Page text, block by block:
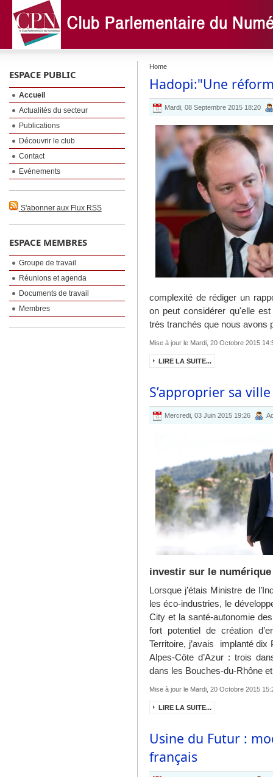
Home
Hadopi:"Une
Mardi, 08 Septembre 2015 18:20
complexité de rédiger un
on peut considérer qu'elle
très tranchés que nous avons
Mise à jour le Mardi, 20 Octobre 2015
LIRE LA SUITE...
S’approprier sa
Mercredi, 03 Juin 2015 19:26
investir sur le numérique
Lorsque j’étais Ministre de
les éco-industries, le
City et la santé-autonomie
fort potentiel de création
Territoire, j’avais implanté
Alpes-Côte d’Azur : trois
dans les Bouches-du-Rhône
Mise à jour le Mardi, 20 Octobre 2015
LIRE LA SUITE...
Usine du Futur :
français
ESPACE PUBLIC
Accueil
Actualités du secteur
Publications
Découvrir le club
Contact
Evénements
S'abonner aux Flux RSS
ESPACE MEMBRES
Groupe de travail
Réunions et agenda
Documents de travail
Membres